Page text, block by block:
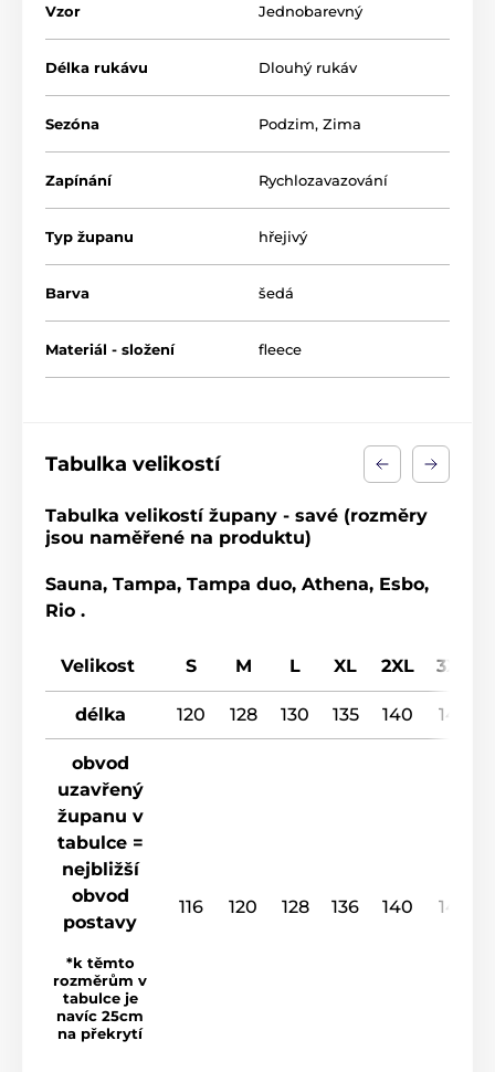
Vzor Jednobarevný
Délka rukávu Dlouhý rukáv
Sezóna Podzim, Zima
Zapínání Rychlozavazování
Typ županu hřejivý
Barva šedá
Materiál - složení fleece
Tabulka velikostí
Tabulka velikostí župany - savé (rozměry
jsou naměřené na produktu)
Sauna, Tampa, Tampa duo, Athena, Esbo,
Rio .
Velikost S M L XL 2XL 3XL
délka 120 128 130 135 140 145
obvod
uzavřený
županu v
tabulce =
nejbližší
obvod
postavy
*k těmto
rozměrům v
tabulce je
navíc 25cm
na překrytí
116 120 128 136 140 148